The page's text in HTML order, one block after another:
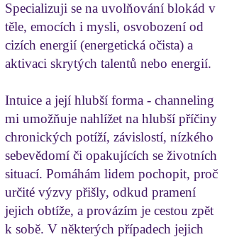
Specializuji se na uvolňování blokád v
těle, emocích i mysli, osvobození od
cizích energií (energetická očista) a
aktivaci skrytých talentů nebo energií.
Intuice a její hlubší forma - channeling
mi umožňuje nahlížet na hlubší příčiny
chronických potíží, závislostí, nízkého
sebevědomí či opakujících se životních
situací. Pomáhám lidem pochopit, proč
určité výzvy přišly, odkud pramení
jejich obtíže, a provázím je cestou zpět
k sobě. V některých případech jejich